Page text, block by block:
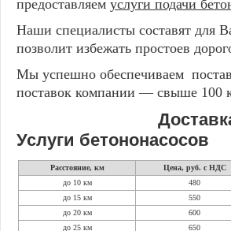
предоставляем услуги подачи
Наши специалисты составят для
позволит избежать простоев
Мы успешно обеспечиваем
поставок компании — свыше 100
Услуги бетононасосов
Расстояние, км
Цена, руб. с НДС
до 10 км
480
до 15 км
550
до 20 км
600
до 25 км
650